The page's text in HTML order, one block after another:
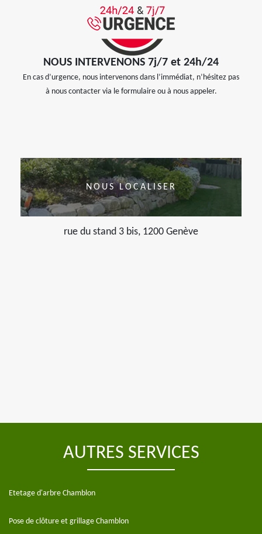
NOUS INTERVENONS 7j/7 et 24h/24
En cas d’urgence, nous intervenons dans l’immédiat, n’hésitez pas
à nous contacter via le formulaire ou à nous appeler.
NOUS LOCALISER
rue du stand 3 bis, 1200 Genève
AUTRES SERVICES
Etetage d'arbre Chamblon
Pose de clôture et grillage Chamblon